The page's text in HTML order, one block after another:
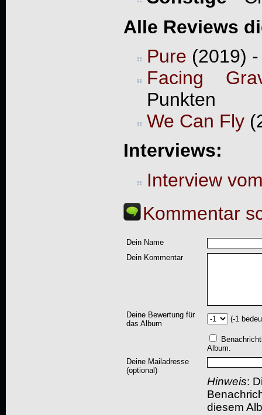
Alle Reviews
Pure (2019)
Facing
Punkten
We Can Fly
Interviews:
Interview
Kommentar
Dein Name
Dein Kommentar
Deine Bewertung für
das Album
(-1
Album.
Deine Mailadresse
(optional)
Hinweis:
diesem